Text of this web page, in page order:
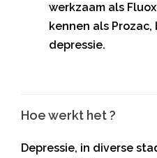
werkzaam als
kennen als
depressie.
Hoe werkt het ?
Depressie, in diverse